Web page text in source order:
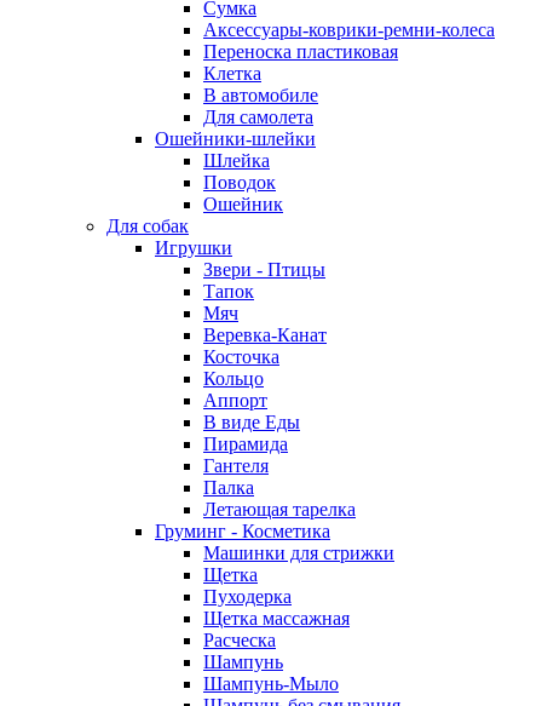
Сумка
Аксессуары-коврики-ремни-колеса
Переноска пластиковая
Клетка
В автомобиле
Для самолета
Ошейники-шлейки
Шлейка
Поводок
Ошейник
Для собак
Игрушки
Звери - Птицы
Тапок
Мяч
Веревка-Канат
Косточка
Кольцо
Аппорт
В виде Еды
Пирамида
Гантеля
Палка
Летающая тарелка
Груминг - Косметика
Машинки для стрижки
Щетка
Пуходерка
Щетка массажная
Расческа
Шампунь
Шампунь-Мыло